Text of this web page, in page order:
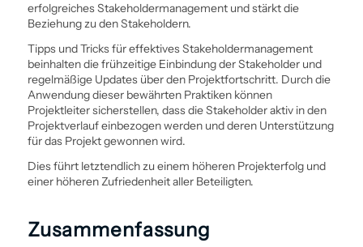
erfolgreiches Stakeholder­management und stärkt die
Beziehung zu den Stakeholdern.
Tipps und Tricks für effektives Stakeholder­management
beinhalten die frühzeitige Ein­bindung der Stakeholder und
regelmäßige Updates über den Projektfortschritt. Durch die
Anwendung dieser bewährten Praktiken können
Projektleiter sicherstellen, dass die Stakeholder aktiv in den
Projektverlauf einbezogen werden und deren Unterstützung
für das Projekt gewonnen wird.
Dies führt letztendlich zu einem höheren Projekterfolg und
einer höheren Zufriedenheit aller Beteiligten.
Zusammenfassung